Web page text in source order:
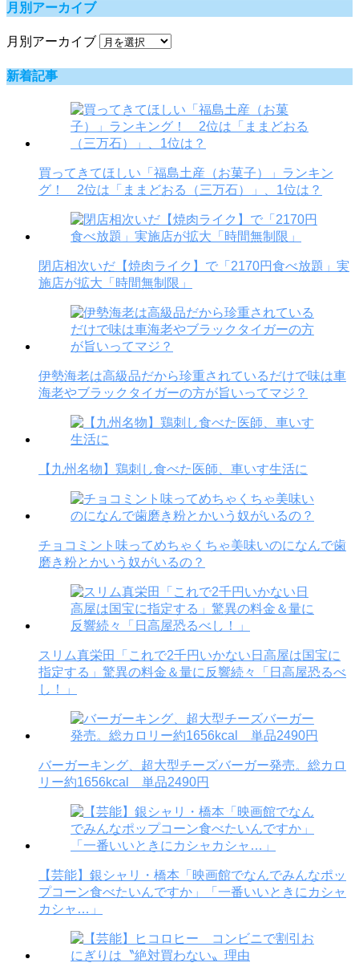
月別アーカイブ
月別アーカイブ
新着記事
買ってきてほしい「福島土産（お菓子）」ランキン
グ！ 2位は「ままどおる（三万石）」、1位は？
閉店相次いだ【焼肉ライク】で「2170円食べ放題」実
施店が拡大「時間無制限」
伊勢海老は高級品だから珍重されているだけで味は車
海老やブラックタイガーの方が旨いってマジ？
【九州名物】鶏刺し食べた医師、車いす生活に
チョコミント味ってめちゃくちゃ美味いのになんで歯
磨き粉とかいう奴がいるの？
スリム真栄田「これで2千円いかない日高屋は国宝に
指定する」驚異の料金＆量に反響続々「日高屋恐るべ
し！」
バーガーキング、超大型チーズバーガー発売。総カロ
リー約1656kcal 単品2490円
【芸能】銀シャリ・橋本「映画館でなんでみんなポッ
プコーン食べたいんですか」「一番いいときにカシャ
カシャ…」